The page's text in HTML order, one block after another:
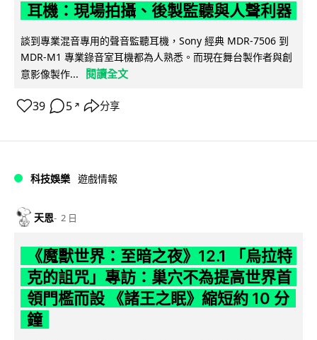
耳機：現場拍攝、後製監聽與人聲利器
談到專業混音專用的聲音監聽耳機，Sony 經典 MDR-7506 到
MDR-M1 專業錄音室耳機都為人熟悉。而現在舞台製作者與創
意影像製作...
閱讀全文
39 5 ↗ 分享
科技娛樂 遊戲情報
天恩 2 日
《魔獸世界：至暗之夜》12.1 「烏拉特
克的詛咒」專訪：巢穴不為提高世界首
領門檻而設 《諸王之眠》縮短約 10 分
鐘